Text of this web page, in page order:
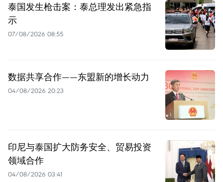
泰国发生枪击案：泰总理发出紧急指
示
07/08/2026 08:55
数据共享合作——东盟新的增长动力
04/08/2026 20:23
印尼与泰国扩大防务安全、贸易投资
领域合作
04/08/2026 03:41